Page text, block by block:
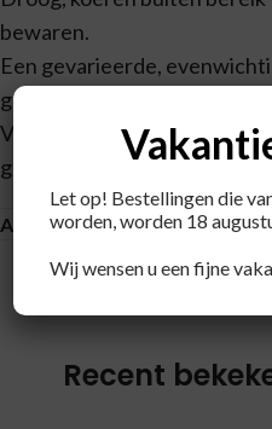
bewaren.
Een gevarieerde,
gezonde levensstijl zijn van
Voedingssupplementen zijn
gevarieerde voeding.
About brand
Recent
Let op! Bestellingen die
worden, worden 18
Wij wensen u een fijne